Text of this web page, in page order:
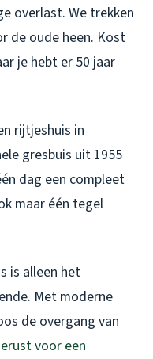
overlast. We trekken
de oude heen. Kost
je hebt er 50 jaar
rijtjeshuis in
gresbuis uit 1955
dag een compleet
maar één tegel
is alleen het
Met moderne
de overgang van
voor een